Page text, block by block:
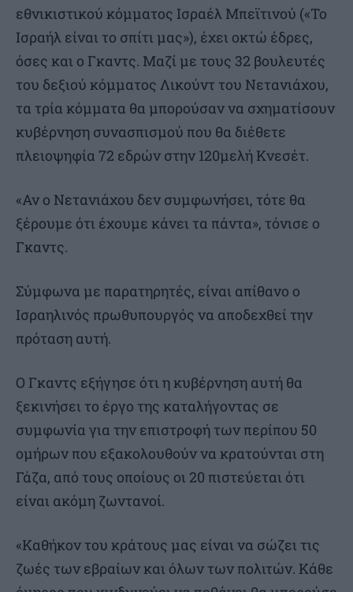
εθνικιστικού κόμματος Ισραέλ Μπεϊτινού («Το
Ισραήλ είναι το σπίτι μας»), έχει οκτώ έδρες,
όσες και ο Γκαντς. Μαζί με τους 32 βουλευτές
του δεξιού κόμματος Λικούντ του Νετανιάχου,
τα τρία κόμματα θα μπορούσαν να σχηματίσουν
κυβέρνηση συνασπισμού που θα διέθετε
πλειοψηφία 72 εδρών στην 120μελή Κνεσέτ.
«Αν ο Νετανιάχου δεν συμφωνήσει, τότε θα
ξέρουμε ότι έχουμε κάνει τα πάντα», τόνισε ο
Γκαντς.
Σύμφωνα με παρατηρητές, είναι απίθανο ο
Ισραηλινός πρωθυπουργός να αποδεχθεί την
πρόταση αυτή.
Ο Γκαντς εξήγησε ότι η κυβέρνηση αυτή θα
ξεκινήσει το έργο της καταλήγοντας σε
συμφωνία για την επιστροφή των περίπου 50
ομήρων που εξακολουθούν να κρατούνται στη
Γάζα, από τους οποίους οι 20 πιστεύεται ότι
είναι ακόμη ζωντανοί.
«Καθήκον του κράτους μας είναι να σώζει τις
ζωές των εβραίων και όλων των πολιτών. Κάθε